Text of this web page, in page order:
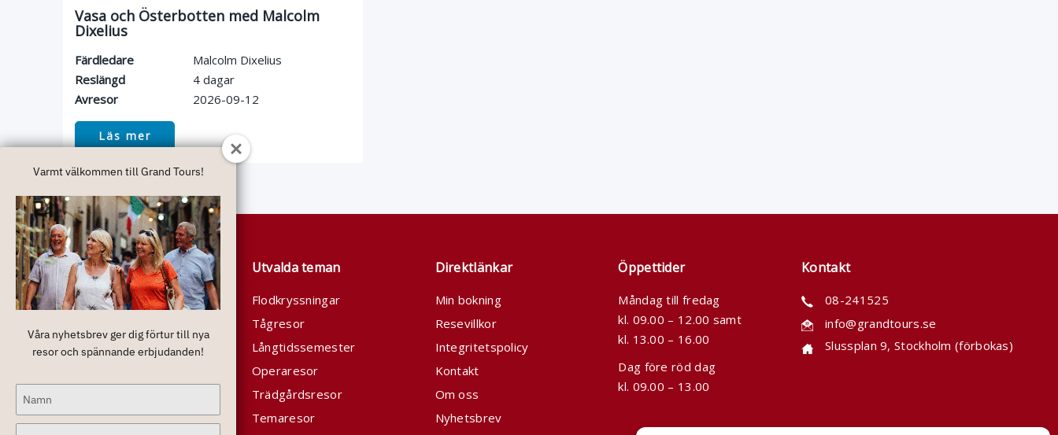
Vasa och Österbotten med Malcolm
Dixelius
Färdledare
Malcolm Dixelius
Reslängd
4 dagar
Avresor
2026-09-12
Läs mer
Om oss
Grand Tours arrangerar
och komfort. I våra priser är
det mesta inkluderat och
Utvalda teman
Flodkryssningar
Tågresor
Långtidssemester
Operaresor
Trädgårdsresor
Temaresor
Direktlänkar
Min bokning
Resevillkor
Integritetspolicy
Kontakt
Om oss
Nyhetsbrev
Öppettider
Måndag till fredag
kl. 09.00 – 12.00 samt
kl. 13.00 – 16.00
Dag före röd dag
kl. 09.00 – 13.00
Kontakt
08-241525
info@grandtours.se
Slussplan 9, Stockholm (förbokas)
Varmt välkommen till Grand Tours!
Våra nyhetsbrev ger dig förtur till nya
resor och spännande erbjudanden!
name